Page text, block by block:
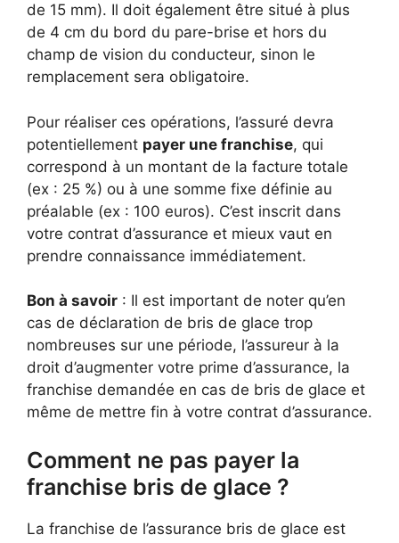
de 15 mm). Il doit également être situé à plus
de 4 cm du bord du pare-brise et hors du
champ de vision du conducteur, sinon le
remplacement sera obligatoire.
Pour réaliser ces opérations, l’assuré devra
potentiellement payer une franchise, qui
correspond à un montant de la facture totale
(ex : 25 %) ou à une somme fixe définie au
préalable (ex : 100 euros). C’est inscrit dans
votre contrat d’assurance et mieux vaut en
prendre connaissance immédiatement.
Bon à savoir : Il est important de noter qu’en
cas de déclaration de bris de glace trop
nombreuses sur une période, l’assureur à la
droit d’augmenter votre prime d’assurance, la
franchise demandée en cas de bris de glace et
même de mettre fin à votre contrat d’assurance.
Comment ne pas payer la
franchise bris de glace ?
La franchise de l’assurance bris de glace est